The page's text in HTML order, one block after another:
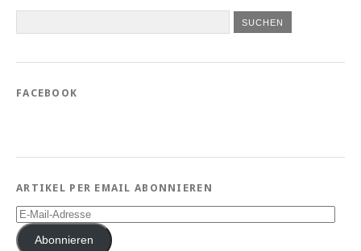
FACEBOOK
ARTIKEL PER EMAIL ABONNIEREN
E-
Mail-
AdresseAbonnieren